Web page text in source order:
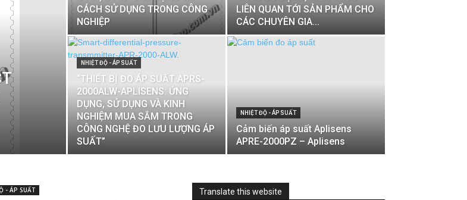
CÁCH SỬ DỤNG TRONG CÔNG
NGHIỆP
LIÊN QUAN TỚI SẢN PHẨM CHO
CÁC CHUYÊN GIA...
NHIỆT ĐỘ - ÁP SUẤT
“THIẾT BỊ ĐO ÁP SUẤT APRS-
2000ALW-APLISENS: ỨNG
DỤNG, SỬ DỤNG VÀ KINH
NGHIỆM MUA SẮM TRONG
CÔNG NGHỆ ĐO LƯU LƯỢNG ÁP
SUẤT”
NHIỆT ĐỘ - ÁP SUẤT
Cảm biến áp suất Aplisens
APRE-2000PZ – Aplisens
- ÁP SUẤT Translate this website